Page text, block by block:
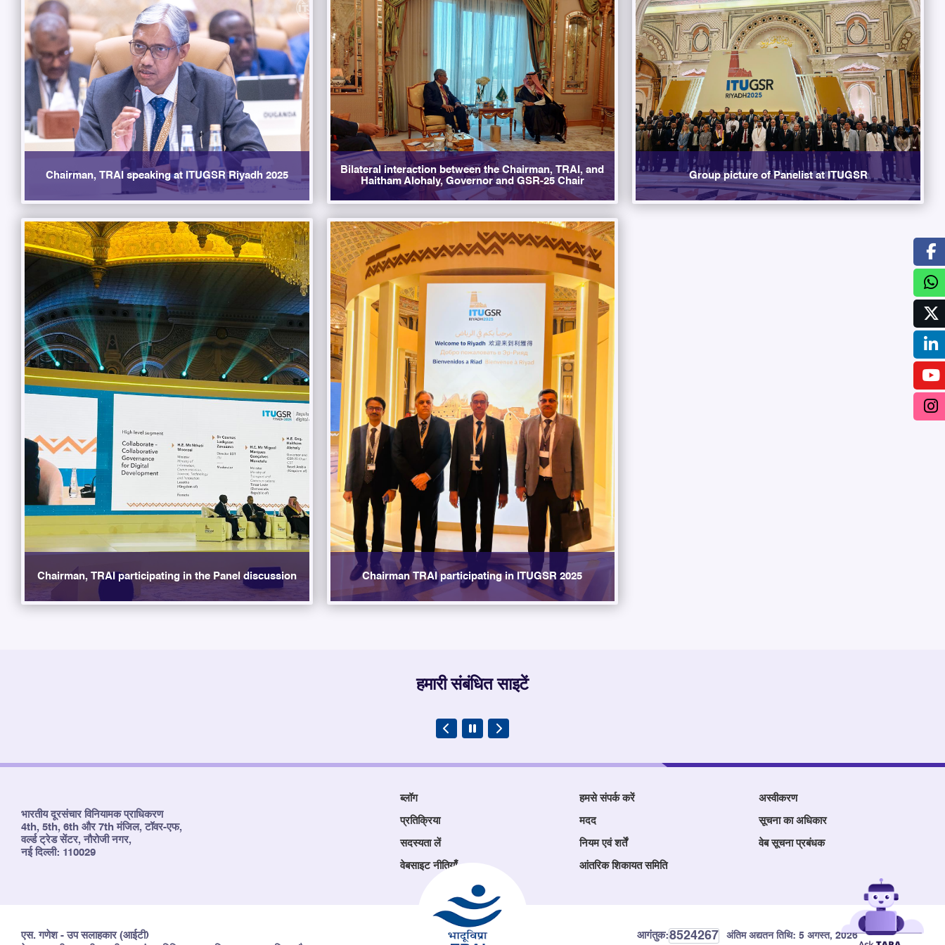
Chairman, TRAI speaking at ITUGSR Riyadh 2025
Bilateral interaction between the Chairman, TRAI, and
Haitham Alohaly, Governor and GSR-25 Chair
Group picture of Panelist at ITUGSR
Chairman, TRAI participating in the Panel discussion Chairman TRAI participating in ITUGSR 2025
हमारी संबंधित साइटें
भारतीय दूरसंचार विनियामक प्राधिकरण
4th, 5th, 6th और 7th मंजिल, टॉवर-एफ,
वर्ल्ड ट्रेड सेंटर, नौरोजी नगर,
नई दिल्ली: 110029
ब्लॉग हमसे संपर्क करें अस्वीकरण
प्रतिक्रिया मदद सूचना का अधिकार
सदस्यता लें नियम एवं शर्तें वेब सूचना प्रबंधक
वेबसाइट नीतियाँ आंतरिक शिकायत समिति
एस. गणेश - उप सलाहकार (आईटी)
आगंतुक:8524267 अंतिम अद्यतन तिथि: 5 अगस्त, 2026